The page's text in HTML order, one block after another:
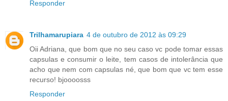
Responder
Trilhamarupiara 4 de outubro de 2012 às 09:29
Oii Adriana, que bom que no seu caso vc pode tomar essas
capsulas e consumir o leite, tem casos de intolerância que
acho que nem com capsulas né, que bom que vc tem esse
recurso! bjoooosss
Responder